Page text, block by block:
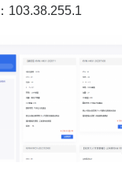
103.38.255.1